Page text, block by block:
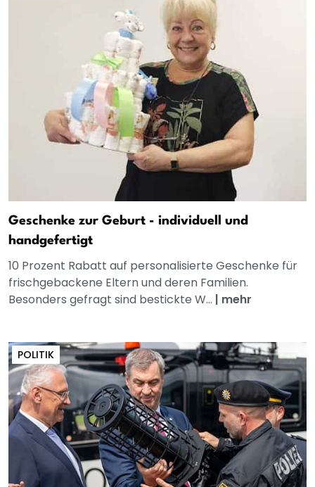
Geschenke zur Geburt - individuell und
handgefertigt
10 Prozent Rabatt auf personalisierte Geschenke für
frischgebackene Eltern und deren Familien.
Besonders gefragt sind bestickte W... | mehr
POLITIK